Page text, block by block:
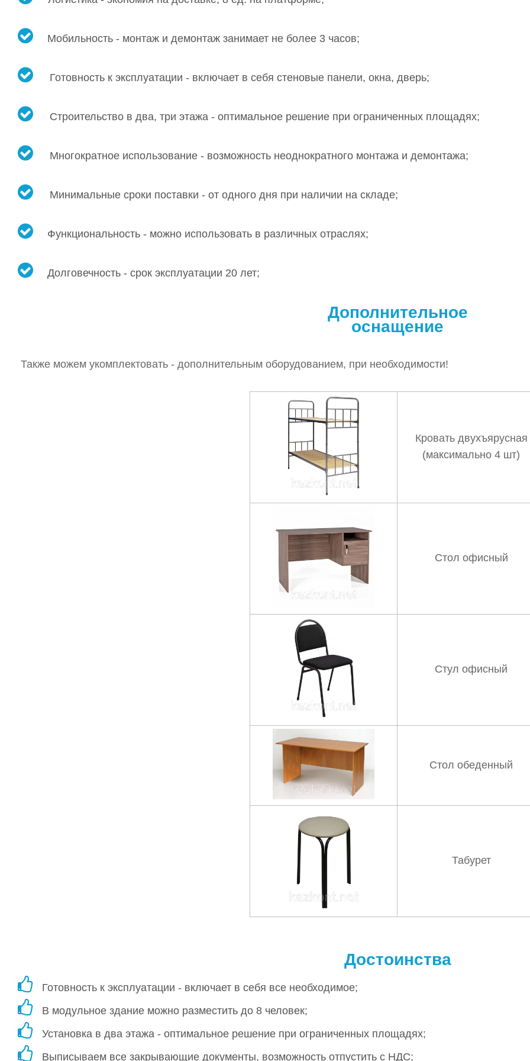
Мобильность - монтаж и демонтаж занимает не более 3 часов;
Готовность к эксплуатации - включает в себя стеновые панели, окна, дверь;
Строительство в два, три этажа - оптимальное решение при ограниченных площадях;
Многократное использование - возможность неоднократного монтажа и демонтажа;
Минимальные сроки поставки - от одного дня при наличии на складе;
Функциональность - можно использовать в различных отраслях;
Долговечность - срок эксплуатации 20 лет;
Дополнительное
оснащение
Также можем укомплектовать - дополнительным оборудованием, при необходимости!
Кровать двухъярусная
(максимально 4 шт)
Стол офисный
Стул офисный
Стол обеденный
Табурет
Достоинства
Готовность к эксплуатации - включает в себя все необходимое;
В модульное здание можно разместить до 8 человек;
Установка в два этажа - оптимальное решение при ограниченных площадях;
Выписываем все закрывающие документы, возможность отпустить с НДС;